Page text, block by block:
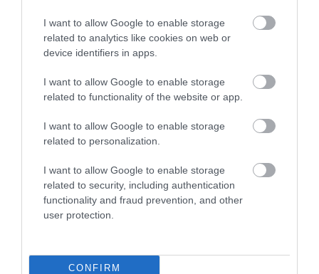
I want to allow Google to enable storage
related to analytics like cookies on web or
device identifiers in apps.
I want to allow Google to enable storage
related to functionality of the website or app.
I want to allow Google to enable storage
related to personalization.
I want to allow Google to enable storage
related to security, including authentication
functionality and fraud prevention, and other
user protection.
CONFIRM
méltatlanul alulértékelt horvát strandról